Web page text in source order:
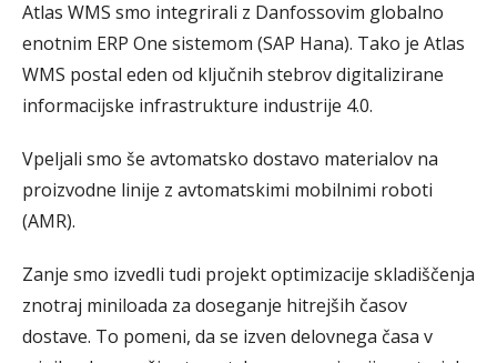
Atlas WMS smo integrirali z Danfossovim globalno
enotnim ERP One sistemom (SAP Hana). Tako je Atlas
WMS postal eden od ključnih stebrov digitalizirane
informacijske infrastrukture industrije 4.0.
Vpeljali smo še avtomatsko dostavo materialov na
proizvodne linije z avtomatskimi mobilnimi roboti
(AMR).
Zanje smo izvedli tudi projekt optimizacije skladiščenja
znotraj miniloada za doseganje hitrejših časov
dostave. To pomeni, da se izven delovnega časa v